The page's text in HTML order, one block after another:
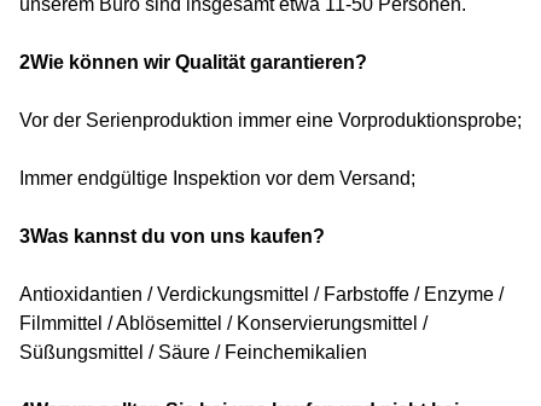
2Wie können wir Qualität garantieren?
Vor der Serienproduktion immer eine Vorproduktionsprobe;
Immer endgültige Inspektion vor dem Versand;
3Was kannst du von uns kaufen?
Antioxidantien / Verdickungsmittel / Farbstoffe / Enzyme /
Filmmittel / Ablösemittel / Konservierungsmittel /
Süßungsmittel / Säure / Feinchemikalien